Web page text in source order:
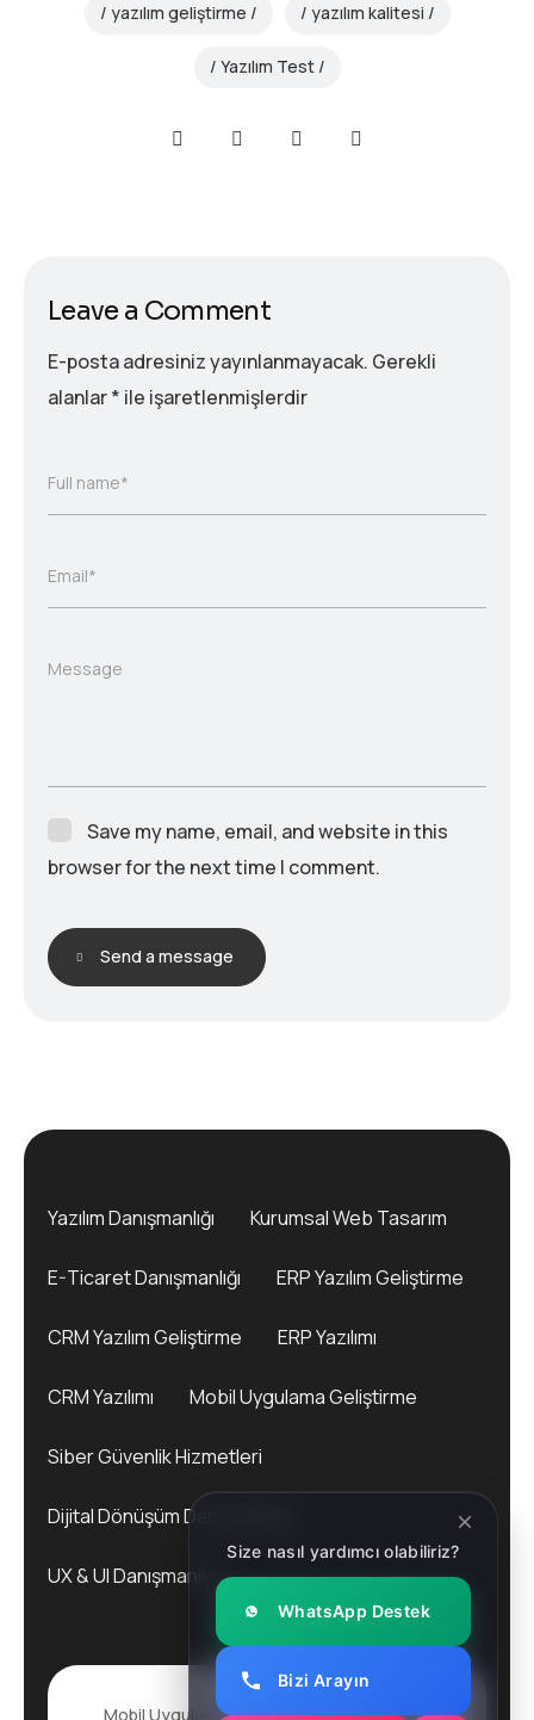
yazılım geliştirme yazılım kalitesi
Yazılım Test
Leave a Comment
E-posta adresiniz yayınlanmayacak. Gerekli
alanlar* ile işaretlenmişlerdir
Full name*
Email*
Message
Save my name, email, and website in this
browser for the next time I comment.
Send a message
Yazılım Danışmanlığı Kurumsal Web Tasarım
E-Ticaret Danışmanlığı ERP Yazılım Geliştirme
CRM Yazılım Geliştirme ERP Yazılımı
CRM Yazılımı Mobil Uygulama Geliştirme
Siber Güvenlik Hizmetleri
Dijital Dönüşüm Danışmanlığı
UX & UI Danışmanlığı
Mobil Uygulama Geliştirme2025. All rights
Size nasıl yardımcı olabiliriz?
WhatsApp Destek
Bizi Arayın